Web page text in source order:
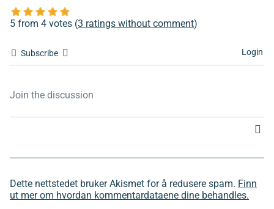
5 from 4 votes (3 ratings without comment)
Subscribe Login
Dette nettstedet bruker Akismet for å redusere spam. Finn
ut mer om hvordan kommentardataene dine behandles.